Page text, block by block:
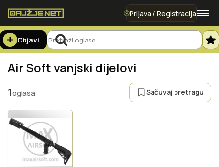
Prijava / Registracija
Objavi
Air Soft vanjski dijelovi
1oglasa Sačuvaj pretragu